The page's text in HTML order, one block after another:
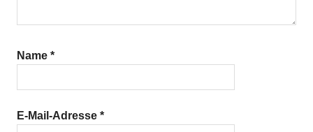
Name *
E-Mail-Adresse *